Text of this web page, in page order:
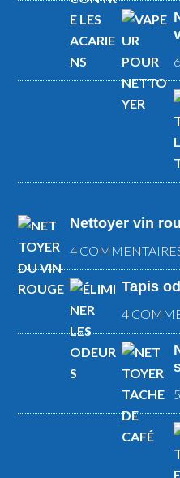
Nettoyer vin
4
Tapis
4